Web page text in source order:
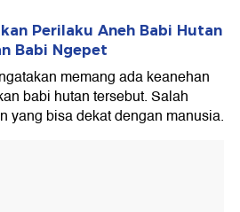
Perilaku Aneh Babi Hutan
Babi Ngepet
memang ada keanehan
babi hutan tersebut. Salah
yang bisa dekat dengan manusia.